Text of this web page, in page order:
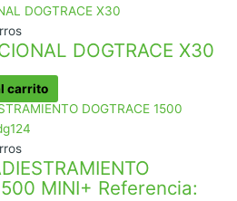
DOGTRACE X30
carrito
MINI+ Referencia: